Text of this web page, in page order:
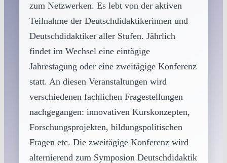
zum Netzwerken. Es lebt von der aktiven
Teilnahme der Deutschdidaktikerinnen und
Deutschdidaktiker aller Stufen. Jährlich
findet im Wechsel eine eintägige
Jahrestagung oder eine zweitägige Konferenz
statt. An diesen Veranstaltungen wird
verschiedenen fachlichen Fragestellungen
nachgegangen: innovativen Kurskonzepten,
Forschungsprojekten, bildungspolitischen
Fragen etc. Die zweitägige Konferenz wird
alternierend zum Symposion Deutschdidaktik